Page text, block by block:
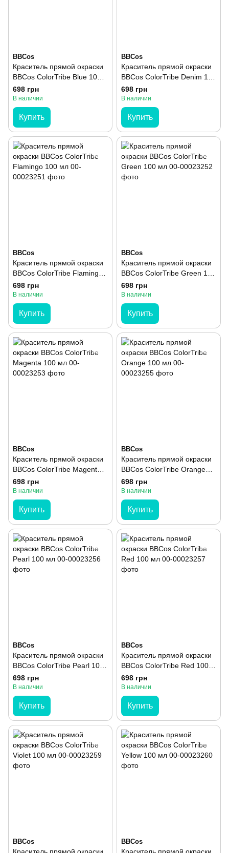
BBCos
Краситель прямой окраски
BBCos ColorTribe Blue 100
мл
698 грн
В наличии
Купить
BBCos
Краситель прямой окраски
BBCos ColorTribe Denim 100
мл
698 грн
В наличии
Купить
BBCos
Краситель прямой окраски
BBCos ColorTribe Flamingo
100 мл
698 грн
В наличии
Купить
BBCos
Краситель прямой окраски
BBCos ColorTribe Green 100
мл
698 грн
В наличии
Купить
BBCos
Краситель прямой окраски
BBCos ColorTribe Magenta
100 мл
698 грн
В наличии
Купить
BBCos
Краситель прямой окраски
BBCos ColorTribe Orange
100 мл
698 грн
В наличии
Купить
BBCos
Краситель прямой окраски
BBCos ColorTribe Pearl 100
мл
698 грн
В наличии
Купить
BBCos
Краситель прямой окраски
BBCos ColorTribe Red 100
мл
698 грн
В наличии
Купить
BBCos BBCos